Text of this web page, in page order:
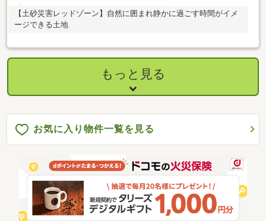
【土砂災害レッドゾーン】自然に囲まれ静かに過ごす時間がイメ
ージできる土地
もっと見る
お気に入り物件一覧を見る